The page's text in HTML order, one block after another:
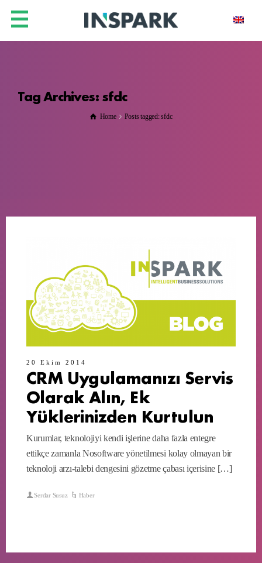
Tag Archives: sfdc
Home Posts tagged: sfdc
20 Ekim 2014
CRM Uygulamanızı Servis
Olarak Alın, Ek
Yüklerinizden Kurtulun
Kurumlar, teknolojiyi kendi işlerine daha fazla entegre
ettikçe zamanla Nosoftware yönetilmesi kolay olmayan bir
teknoloji arzı-talebi dengesini gözetme çabası içerisine […]
Serdar Susuz Haber